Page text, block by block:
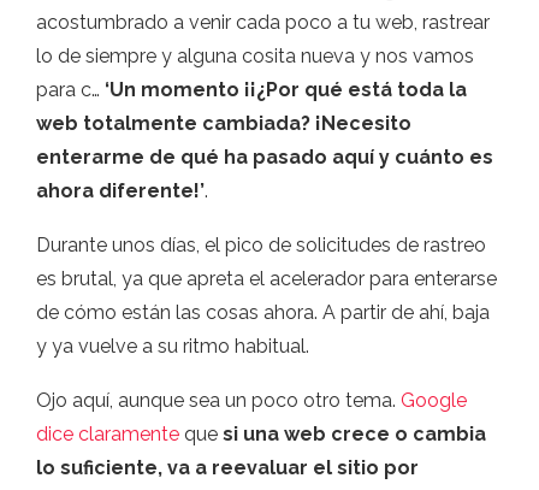
acostumbrado a venir cada poco a tu web, rastrear
lo de siempre y alguna cosita nueva y nos vamos
para c… ‘Un momento ¡¡¿Por qué está toda la
web totalmente cambiada? ¡Necesito
enterarme de qué ha pasado aquí y cuánto es
ahora diferente!’.
Durante unos días, el pico de solicitudes de rastreo
es brutal, ya que apreta el acelerador para enterarse
de cómo están las cosas ahora. A partir de ahí, baja
y ya vuelve a su ritmo habitual.
Ojo aquí, aunque sea un poco otro tema. Google
dice claramente que si una web crece o cambia
lo suficiente, va a reevaluar el sitio por